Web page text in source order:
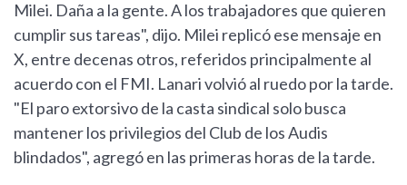
Milei. Daña a la gente. A los trabajadores que quieren
cumplir sus tareas", dijo. Milei replicó ese mensaje en
X, entre decenas otros, referidos principalmente al
acuerdo con el FMI. Lanari volvió al ruedo por la tarde.
"El paro extorsivo de la casta sindical solo busca
mantener los privilegios del Club de los Audis
blindados", agregó en las primeras horas de la tarde.